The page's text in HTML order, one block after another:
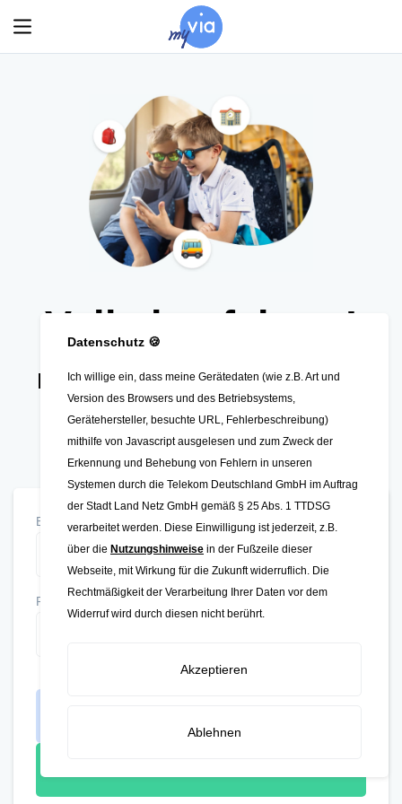
DE
Voll abgefahren!
Hier können Sie Ihre Anträge zur
Schülerbeförderung inonline
einreichen!
E-Mail-Adresse
Passwort
Datenschutz🍪
Ich willige ein, dass meine Gerätedaten (wie z.B. Art und
Version des Browsers und des Betriebsystems,
Gerätehersteller, besuchte URL, Fehlerbeschreibung)
mithilfe von Javascript ausgelesen und zum Zweck der
Erkennung und Behebung von Fehlern in unseren
Systemen durch die Telekom Deutschland GmbH im Auftrag
der Stadt Land Netz GmbH gemäß § 25 Abs. 1 TTDSG
verarbeitet werden. Diese Einwilligung ist jederzeit, z.B.
über die Nutzungshinweisein der Fußzeile dieser
Webseite, mit Wirkung für die Zukunft widerruflich. Die
Rechtmäßigkeit der Verarbeitung Ihrer Daten vor dem
Widerruf wird durch diesen nicht berührt.
Akzeptieren
Ablehnen